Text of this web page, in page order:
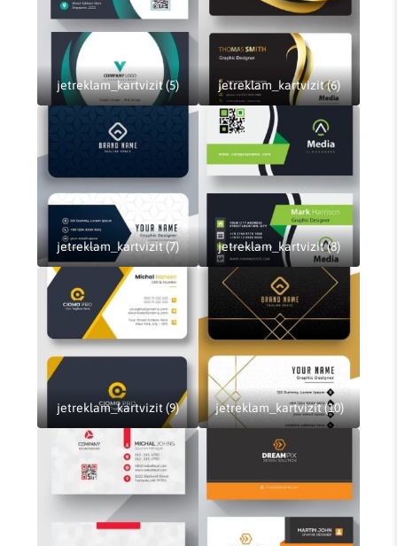
jetreklam_kartvizit (5) jetreklam_kartvizit (6)
jetreklam_kartvizit (7) jetreklam_kartvizit (8)
jetreklam_kartvizit (9) jetreklam_kartvizit (10)